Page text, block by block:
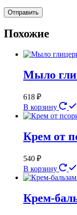
Похожие
Мыло
618 ₽
В корзину
Крем от
540 ₽
В корзину
Крем-